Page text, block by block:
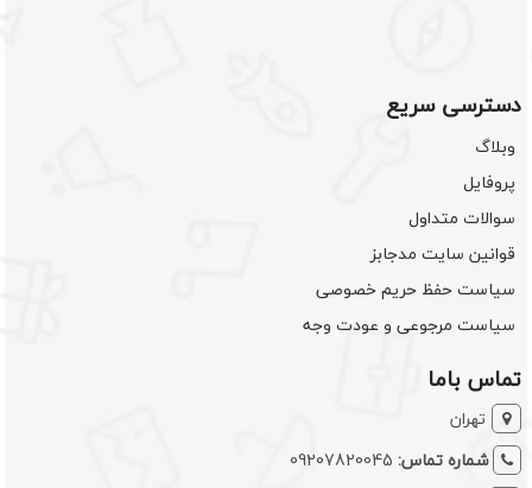
دسترسی سریع
وبلاگ
پروفایل
سوالات متداول
قوانین سایت مدجابز
سیاست حفظ حریم خصوصی
سیاست مرجوعی و عودت وجه
تماس باما
تهران
شماره تماس: 09207820045